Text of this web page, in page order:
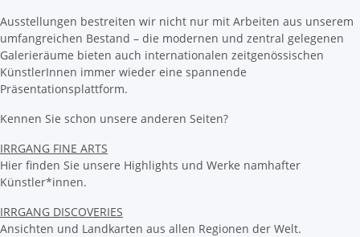
Ausstellungen bestreiten wir nicht nur mit Arbeiten aus unserem
umfangreichen Bestand – die modernen und zentral gelegenen
Galerieräume bieten auch internationalen zeitgenössischen
KünstlerInnen immer wieder eine spannende
Präsentationsplattform.
Kennen Sie schon unsere anderen Seiten?
IRRGANG FINE ARTS
Hier finden Sie unsere Highlights und Werke namhafter
Künstler*innen.
IRRGANG DISCOVERIES
Ansichten und Landkarten aus allen Regionen der Welt.